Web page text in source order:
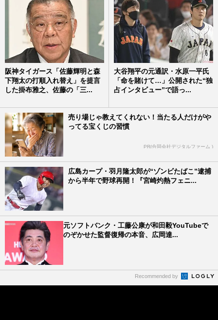
阪神タイガース「佐藤輝明と森
下翔太の打順入れ替え」を提言
した掛布雅之、佐藤の「三...
大谷翔平の元通訳・水原一平氏
「命を賭けて…」公開された“独
占インタビュー”で語っ...
売り場じゃ教えてくれない！当たる人だけがや
ってる宝くじの習慣
PR(合同会社デジタルファーム )
広島カープ・羽月隆太郎が“ゾンビたばこ”逮捕
から半年で野球再開！『宮崎灼熱フェニ...
元ソフトバンク・工藤公康が和田毅YouTubeで
のぞかせた監督復帰の本音、広岡達...
Recommended by